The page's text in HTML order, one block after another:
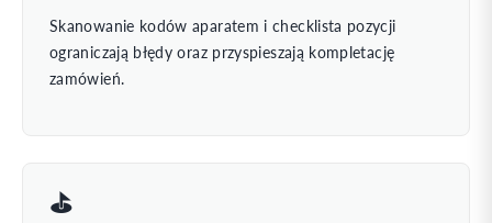
Skanowanie kodów aparatem i checklista pozycji
ograniczają błędy oraz przyspieszają kompletację
zamówień.
⛳